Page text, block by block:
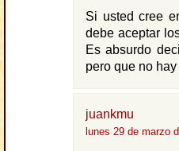
Si usted cree
debe aceptar
Es absurdo
pero que no
juankmu
lunes 29 de marzo